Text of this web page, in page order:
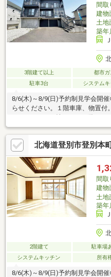
間取
建物
土地
築年
3階建て以上 都市ガ
駐車3台
システム
8/6(木)～8/9(日)予約制見学会開
らせください。１階車庫、物置付
す。LDKは２４帖です。３階はフ
り変更してキッチンやユニットバ
可能です。洋室８帖、洋室６帖に
の5SLDK見所豊富です。【リフォ
地 玄関ドア交換、玄関タイル張
ロス貼替、キッチン新品交換、
新品交換、洗面化粧台新品交換、
隣情報】交通：JR室蘭本 鷲別
北海道登別市登別本
間取
建物
土地
築年
2階建て 駐車場
システムキッチン
所有
8/6(木)～8/9(日)予約制見学会開